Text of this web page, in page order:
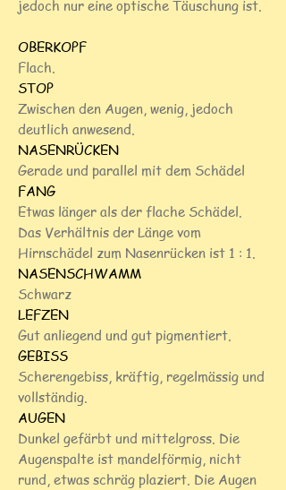
jedoch nur eine optische Täuschung ist.
OBERKOPF
Flach.
STOP
Zwischen den Augen, wenig, jedoch
deutlich anwesend.
NASENRÜCKEN
Gerade und parallel mit dem Schädel
FANG
Etwas länger als der flache Schädel.
Das Verhältnis der Länge vom
Hirnschädel zum Nasenrücken ist 1 : 1.
NASENSCHWAMM
Schwarz
LEFZEN
Gut anliegend und gut pigmentiert.
GEBISS
Scherengebiss, kräftig, regelmässig und
vollständig.
AUGEN
Dunkel gefärbt und mittelgross. Die
Augenspalte ist mandelförmig, nicht
rund, etwas schräg plaziert. Die Augen